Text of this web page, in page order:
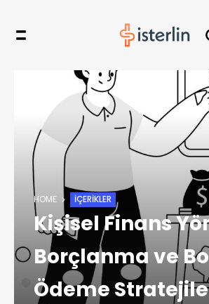
HOME İÇERIKLER
Kişisel Finans
Borçlanma ve
Ödeme